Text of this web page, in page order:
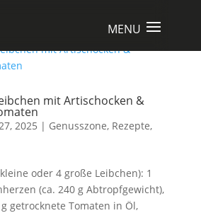
mit Artischocken &
2025 | Genusszone, Rezepte,
oder 4 große Leibchen): 1
(ca. 240 g Abtropfgewicht),
getrocknete Tomaten in Öl,